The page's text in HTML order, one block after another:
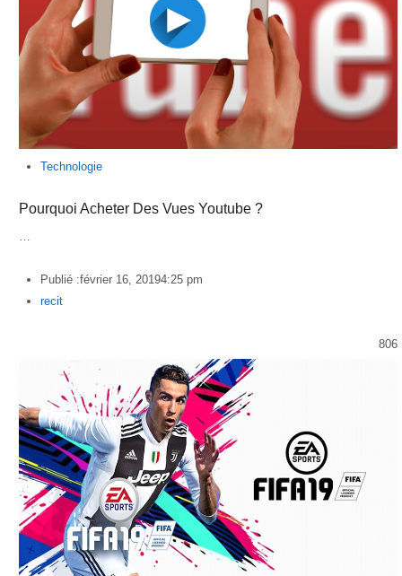
Technologie
Pourquoi Acheter Des Vues Youtube ?
…
Publié :février 16, 20194:25 pm
Author
recit
806